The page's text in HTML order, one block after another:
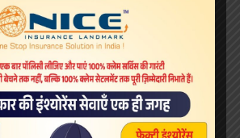
जब मोबाइल वैनों को भेजकर ये काम कराया जाए।
क्षेत्र में काम करने वाली प्राइवेट एजेंसियों की
वह बाहर से यहां आने वाली चीजों में से 10 से 20
तैयार करने की संभावनाओं पर विचार करे।
की तारीख 27 सितंबर तक बेंच को अपने फूड
जांच की स्थिति भी बतानी है ।